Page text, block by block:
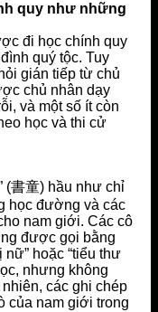
quy như những
đi học chính quy
quý tộc. Tuy
gián tiếp từ chủ
chủ nhân dạy
và một số ít còn
học và thi cử
(書童) hầu như chỉ
học đường và các
nam giới. Các cô
được gọi bằng
nữ” hoặc “tiểu thư
nhưng không
các ghi chép
của nam giới trong